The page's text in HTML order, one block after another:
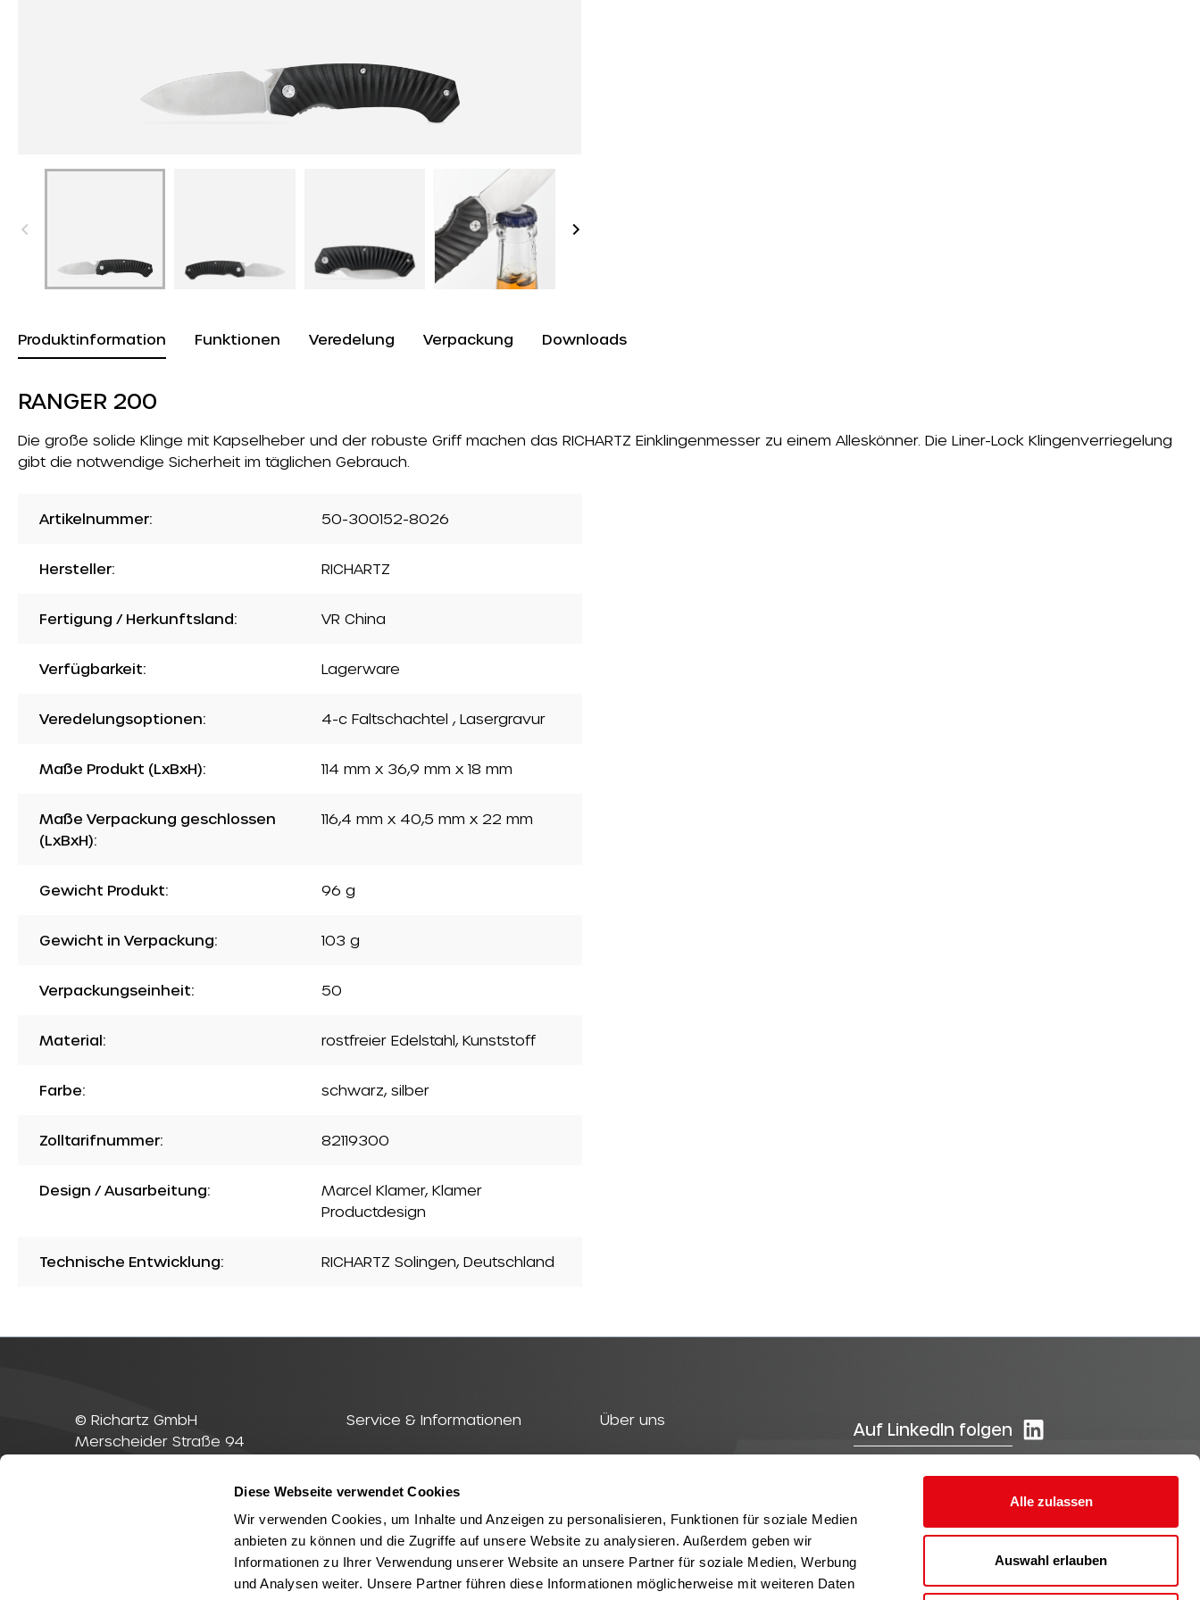
Diese Webseite verwendet Cookies
Wir verwenden Cookies, um Inhalte und Anzeigen zu personalisieren, Funktionen für soziale Medien
anbieten zu können und die Zugriffe auf unsere Website zu analysieren. Außerdem geben wir
Informationen zu Ihrer Verwendung unserer Website an unsere Partner für soziale Medien, Werbung
und Analysen weiter. Unsere Partner führen diese Informationen möglicherweise mit weiteren Daten
Alle zulassen
Auswahl erlauben
Produktinformation Funktionen Veredelung Verpackung Downloads
RANGER 200
Die große solide Klinge mit Kapselheber und der robuste Griff machen das RICHARTZ Einklingenmesser zu einem Alleskönner. Die Liner-Lock Klingenverriegelung
gibt die notwendige Sicherheit im täglichen Gebrauch.
Artikelnummer: 50-300152-8026
Hersteller: RICHARTZ
Fertigung / Herkunftsland: VR China
Verfügbarkeit: Lagerware
Veredelungsoptionen: 4-c Faltschachtel , Lasergravur
Maße Produkt (LxBxH): 114 mm x 36,9 mm x 18 mm
Maße Verpackung geschlossen
(LxBxH):
116,4 mm x 40,5 mm x 22 mm
Gewicht Produkt: 96 g
Gewicht in Verpackung: 103 g
Verpackungseinheit: 50
Material: rostfreier Edelstahl, Kunststoff
Farbe: schwarz, silber
Zolltarifnummer: 82119300
Design / Ausarbeitung:
Marcel Klamer, Klamer
Productdesign
Technische Entwicklung: RICHARTZ Solingen, Deutschland
© Richartz GmbH
Merscheider Straße 94
+49(0)212-23 23 1-99
info@richartz.com
Service & Informationen
RICHARTZ Produkte
Über uns
Nachhaltigkeit
Kontakt
Auf LinkedIn folgen